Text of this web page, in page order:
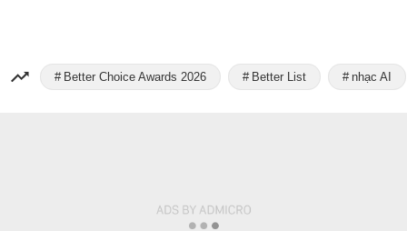
Better Choice Awards 2026 Better List nhạc AI